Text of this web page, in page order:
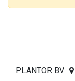
PLANTOR BV